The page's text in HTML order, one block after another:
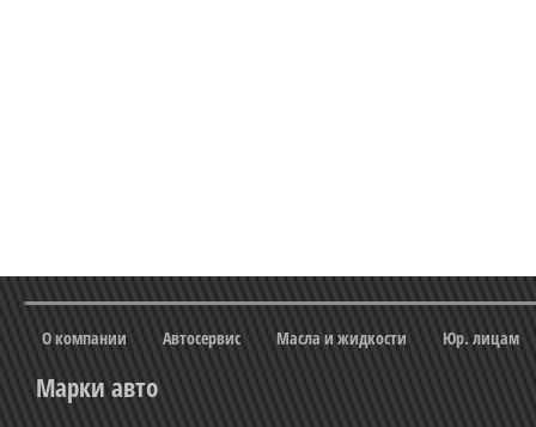
О компании Автосервис Масла и жидкости Юр. лицам
Марки авто